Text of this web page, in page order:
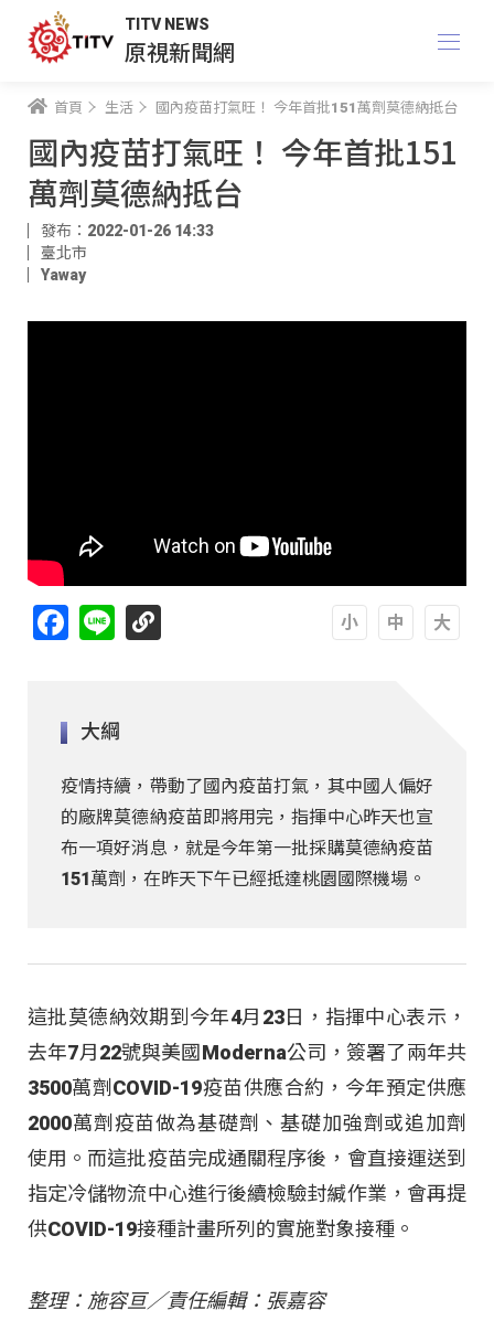
TITV NEWS
原視新聞網
首頁 生活 國內疫苗打氣旺！ 今年首批151萬劑莫德納抵台
國內疫苗打氣旺！ 今年首批151
萬劑莫德納抵台
發布：2022-01-26 14:33
臺北市
Yaway
Facebook
Line
大綱
疫情持續，帶動了國內疫苗打氣，其中國人偏好
的廠牌莫德納疫苗即將用完，指揮中心昨天也宣
布一項好消息，就是今年第一批採購莫德納疫苗
151萬劑，在昨天下午已經抵達桃園國際機場。
這批莫德納效期到今年4月23日，指揮中心表示，
去年7月22號與美國Moderna公司，簽署了兩年共
3500萬劑COVID-19疫苗供應合約，今年預定供應
2000萬劑疫苗做為基礎劑、基礎加強劑或追加劑
使用。而這批疫苗完成通關程序後，會直接運送到
指定冷儲物流中心進行後續檢驗封緘作業，會再提
供COVID-19接種計畫所列的實施對象接種。
整理：施容亘／責任編輯：張嘉容